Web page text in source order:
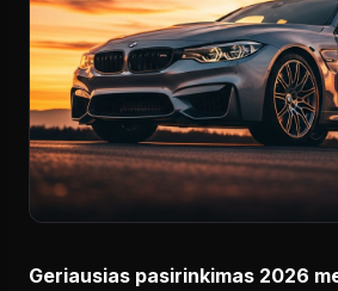
Geriausias pasirinkimas 2026